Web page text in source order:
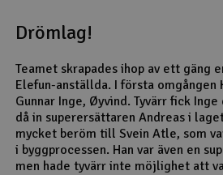
Drömlag!
Teamet skrapades ihop av ett gäng
Elefun-anställda. I första omgången
Gunnar Inge, Øyvind. Tyvärr fick
då in superersättaren Andreas i
mycket beröm till Svein Atle, som
i byggprocessen. Han var även en
men hade tyvärr inte möjlighet att